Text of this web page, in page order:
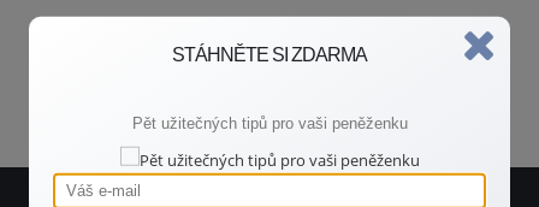
STÁHNĚTE SI ZDARMA
Pět užitečných tipů pro vaši peněženku